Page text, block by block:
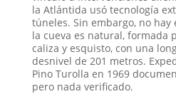
la Atlántida usó tecnología
túneles. Sin embargo, no
la cueva es natural, formada
caliza y esquisto, con una
desnivel de 201 metros.
Pino Turolla en 1969
pero nada verificado.